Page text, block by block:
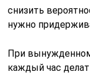
снизить
нужно
При
каждый час